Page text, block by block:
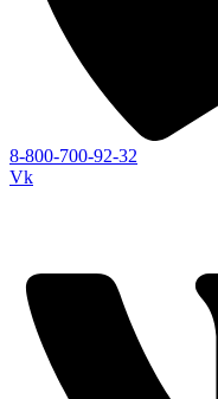
8-800-700-92-32
Vk